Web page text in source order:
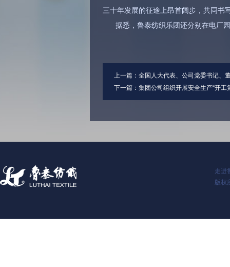
三十年发展的征途上昂首阔步，共同书
据悉，鲁泰纺织乐团还分别在电厂
上一篇： 全国人大代表、公司党委书记、
下一篇： 集团公司组织开展安全生产“开工
走进
版权